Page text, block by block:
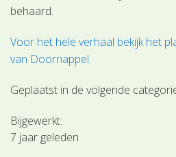
behaard.
Voor het hele verhaal bekijk het
van Doornappel
Geplaatst in de volgende
Bijgewerkt:
7 jaar geleden